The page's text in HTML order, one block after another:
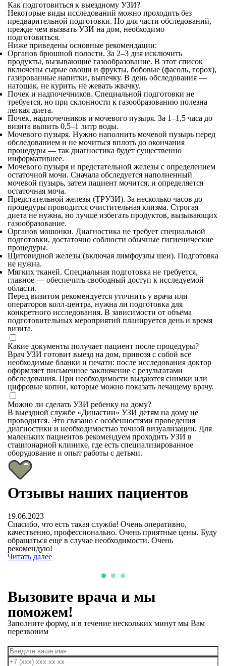
Как подготовиться к выездному УЗИ?
Некоторые виды исследований можно проходить без
предварительной подготовки. Но для части обследований,
прежде чем вызвать УЗИ на дом, необходимо
подготовиться.
Ниже приведены основные рекомендации:
Органов брюшной полости. За 2–3 дня исключить
продукты, вызывающие газообразование. В этот список
включены сырые овощи и фрукты, бобовые (фасоль, горох),
газированные напитки, выпечку. В день обследования —
натощак, не курить, не жевать жвачку.
Почек и надпочечников. Специальной подготовки не
требуется, но при склонности к газообразованию полезна
лёгкая диета.
Почек, надпочечников и мочевого пузыря. За 1–1,5 часа до
визита выпить 0,5–1 литр воды.
Мочевого пузыря. Нужно наполнить мочевой пузырь перед
обследованием и не мочиться вплоть до окончания
процедуры — так диагностика будет существенно
информативнее.
Мочевого пузыря и предстательной железы с определением
остаточной мочи. Сначала обследуется наполненный
мочевой пузырь, затем пациент мочится, и определяется
остаточная моча.
Предстательной железы (ТРУЗИ). За несколько часов до
процедуры проводится очистительная клизма. Строгая
диета не нужна, но лучше избегать продуктов, вызывающих
газообразование.
Органов мошонки. Диагностика не требует специальной
подготовки, достаточно соблюсти обычные гигиенические
процедуры.
Щитовидной железы (включая лимфоузлы шеи). Подготовка
не нужна.
Мягких тканей. Специальная подготовка не требуется,
главное — обеспечить свободный доступ к исследуемой
области.
Перед визитом рекомендуется уточнить у врача или
операторов колл-центра, нужна ли подготовка для
конкретного исследования. В зависимости от объёма
подготовительных мероприятий планируется день и время
визита.
Какие документы получает пациент после процедуры?
Врач УЗИ готовит выезд на дом, привозя с собой все
необходимые бланки и печати: после исследования доктор
оформляет письменное заключение с результатами
обследования. При необходимости выдаются снимки или
цифровые копии, которые можно показать лечащему врачу.
Можно ли сделать УЗИ ребенку на дому?
В выездной службе «Династии» УЗИ детям на дому не
проводится. Это связано с особенностями проведения
диагностики и необходимостью точной визуализации. Для
маленьких пациентов рекомендуем проходить УЗИ в
стационарной клинике, где есть специализированное
оборудование и опыт работы с детьми.
Отзывы наших пациентов
19.06.2023
Спасибо, что есть такая служба! Очень оперативно,
качественно, профессионально. Очень приятные цены. Буду
обращаться еще в случае необходимости. Очень
рекомендую!
Читать далее
Вызовите врача и мы
поможем!
Заполните форму, и в течение нескольких минут мы Вам
перезвоним